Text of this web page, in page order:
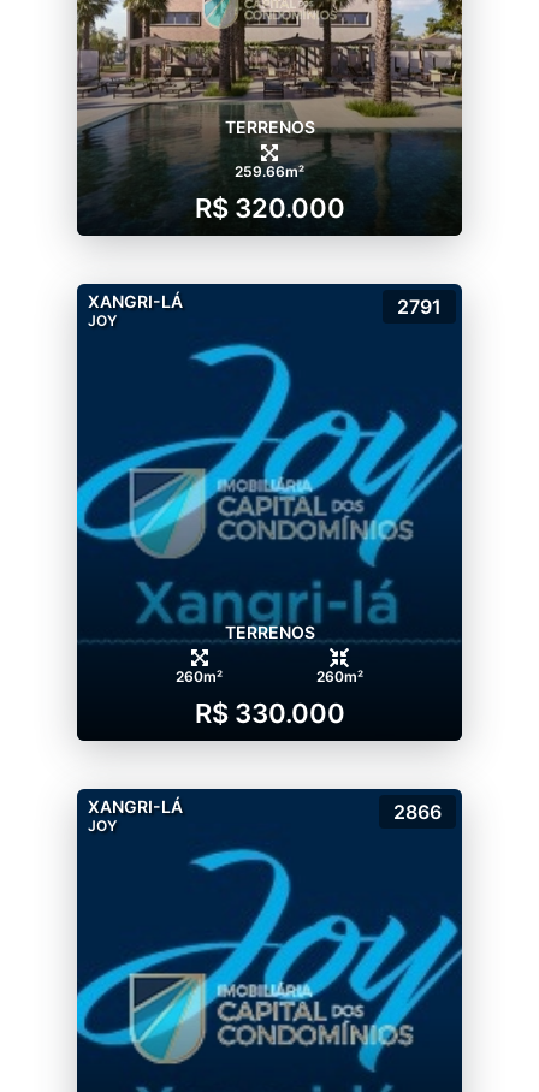
TERRENOS
259.66m²
R$ 320.000
XANGRI-LÁ
JOY
2791
TERRENOS
260m² 260m²
R$ 330.000
XANGRI-LÁ
JOY
2866